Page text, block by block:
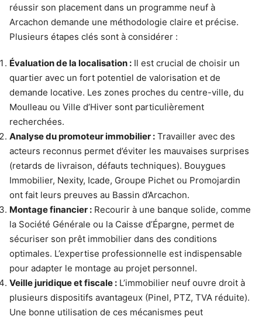
réussir son placement dans un programme neuf à
Arcachon demande une méthodologie claire et précise.
Plusieurs étapes clés sont à considérer :
Évaluation de la localisation : Il est crucial de choisir un
quartier avec un fort potentiel de valorisation et de
demande locative. Les zones proches du centre-ville, du
Moulleau ou Ville d’Hiver sont particulièrement
recherchées.
Analyse du promoteur immobilier : Travailler avec des
acteurs reconnus permet d’éviter les mauvaises surprises
(retards de livraison, défauts techniques). Bouygues
Immobilier, Nexity, Icade, Groupe Pichet ou Promojardin
ont fait leurs preuves au Bassin d’Arcachon.
Montage financier : Recourir à une banque solide, comme
la Société Générale ou la Caisse d’Épargne, permet de
sécuriser son prêt immobilier dans des conditions
optimales. L’expertise professionnelle est indispensable
pour adapter le montage au projet personnel.
Veille juridique et fiscale : L’immobilier neuf ouvre droit à
plusieurs dispositifs avantageux (Pinel, PTZ, TVA réduite).
Une bonne utilisation de ces mécanismes peut